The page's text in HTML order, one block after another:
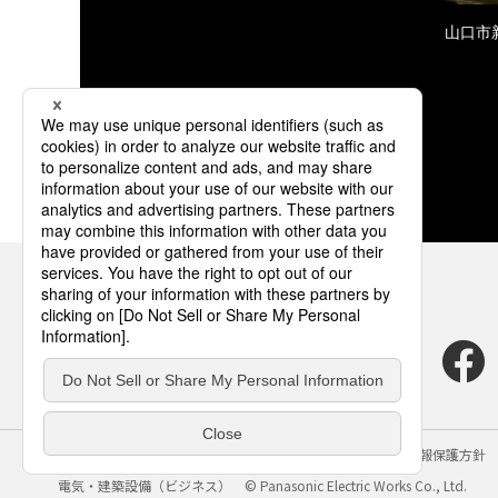
山口市
サイトのご利用にあたって クッキーポリシー
個人情報保護方針
電気・建築設備（ビジネス）
© Panasonic Electric Works Co., Ltd.